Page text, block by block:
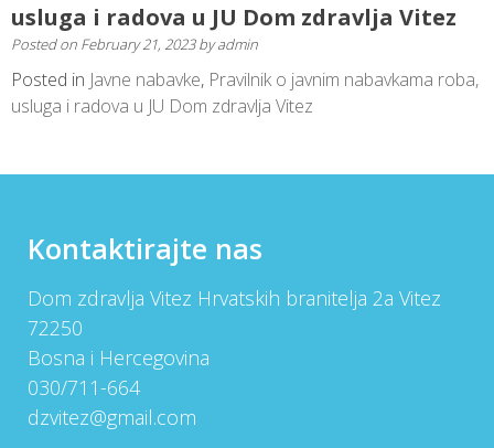
usluga i radova u JU Dom zdravlja Vitez
Posted on February 21, 2023byadmin
Posted in Javne nabavke, Pravilnik o javnim nabavkama roba,
usluga i radova u JU Dom zdravlja Vitez
Kontaktirajte nas
Dom zdravlja Vitez Hrvatskih branitelja 2a Vitez
72250
Bosna i Hercegovina
030/711-664
dzvitez@gmail.com